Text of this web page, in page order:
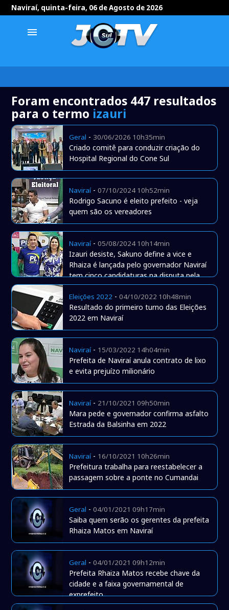
Naviraí, quinta-feira, 06 de Agosto de 2026
menu
Foram encontrados 447 resultados
para o termo izauri
Geral - 30/06/2026 10h35min
Criado comitê para conduzir criação do
Hospital Regional do Cone Sul
Naviraí-07/10/2024 10h52min
Rodrigo Sacuno é eleito prefeito - veja
quem são os vereadores
Naviraí-05/08/2024 10h14min
Izauri desiste, Sakuno define a vice e
Rhaiza é lançada pelo governador Naviraí
tem cinco candidaturas na disputa pela
Prefei
Eleições 2022 -04/10/2022 10h48min
Resultado do primeiro turno das Eleições
2022 em Naviraí
Naviraí- 15/03/2022 14h04min
Prefeita de Naviraí anula contrato de lixo
e evita prejuízo milionário
Naviraí- 21/10/2021 09h50min
Mara pede e governador confirma asfalto
Estrada da Balsinha em 2022
Naviraí- 16/10/2021 10h26min
Prefeitura trabalha para reestabelecer a
passagem sobre a ponte no Cumandai
Geral -04/01/2021 09h17min
Saiba quem serão os gerentes da prefeita
Rhaiza Matos em Naviraí
Geral -04/01/2021 09h12min
Prefeita Rhaiza Matos recebe chave da
cidade e a faixa governamental de
exprefeito